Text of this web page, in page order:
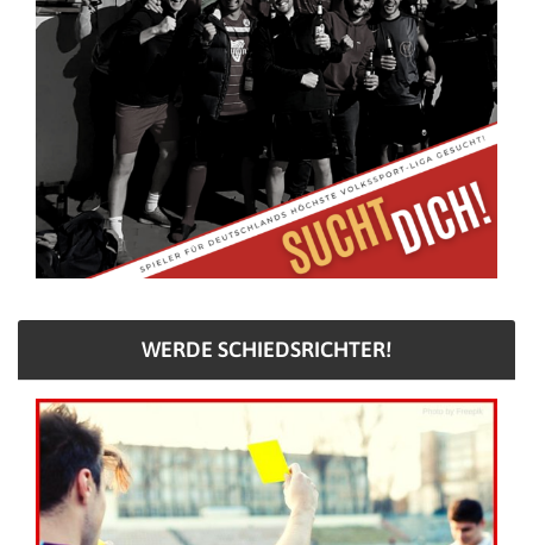
WERDE SCHIEDSRICHTER!